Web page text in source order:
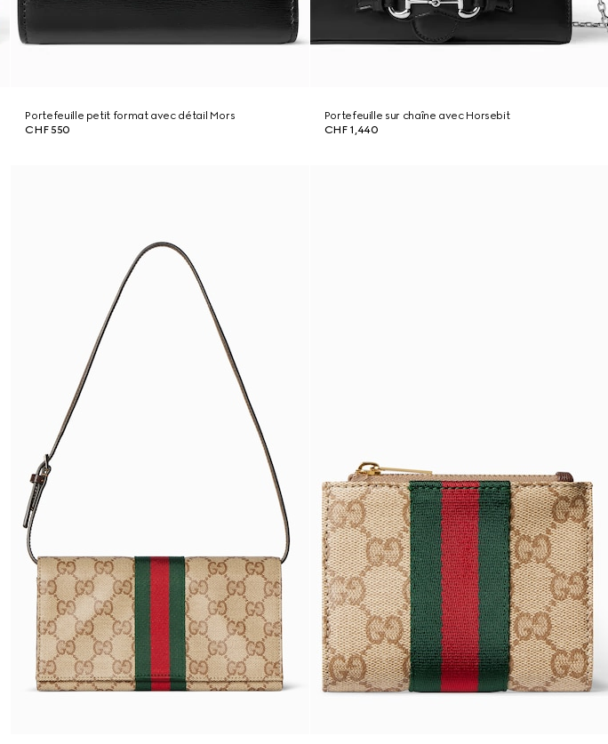
Portefeuille petit format avec détail Mors
CHF 550
Portefeuille sur chaîne avec Horsebit
CHF 1,440